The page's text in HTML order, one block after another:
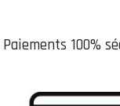
Paiements 100%